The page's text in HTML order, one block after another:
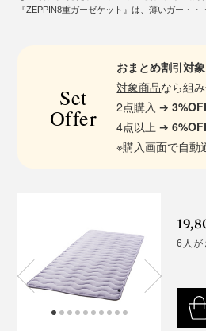
『ZEPPIN8重ガーゼケット』は、薄いガー・・・
Set
Offer
おまとめ割引対象
対象商品なら組
2点購入 ➔
4点以上 ➔
※購入画面で自動
6人が